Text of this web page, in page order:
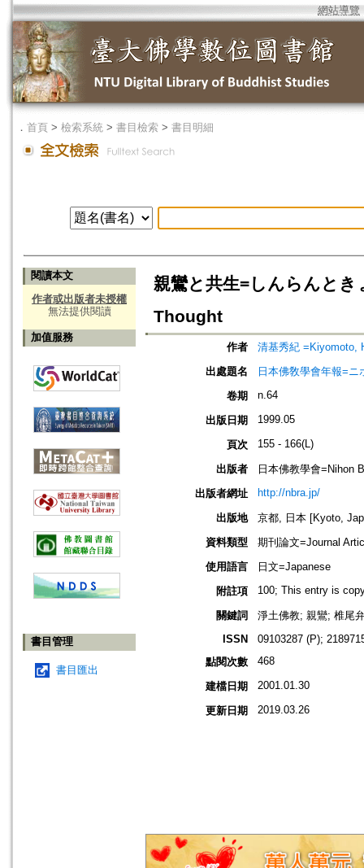
網站導覽
． 首頁 > 檢索系統 > 書目檢索 > 書目明細
閱讀本文
作者或出版者未授權
無法提供閱讀
加值服務
書目管理
書目匯出
親鸞と共生=しんらんと
Thought
作者
清基秀紀 =Kiyomoto,
出處題名
日本佛敎學會年報=
卷期
n.64
出版日期 1999.05
頁次 155 - 166(L)
出版者
日本佛教學會=Nihon
出版者網址
http://nbra.jp/
出版地
京都, 日本 [Kyoto,
資料類型
期刊論文=Journal
使用語言
日文=Japanese
附註項
100; This entry is
關鍵詞
淨土佛教; 親鸞; 椎尾
ISSN
09103287 (P);
點閱次數
468
建檔日期 2001.01.30
更新日期 2019.03.26